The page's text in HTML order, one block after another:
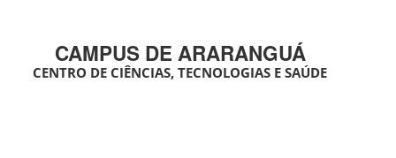
CAMPUS DE ARARANGUÁ
CENTRO DE CIÊNCIAS, TECNOLOGIAS E SAÚDE